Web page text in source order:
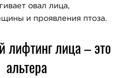
овал лица,
и проявления птоза.
лифтинг лица – это
альтера